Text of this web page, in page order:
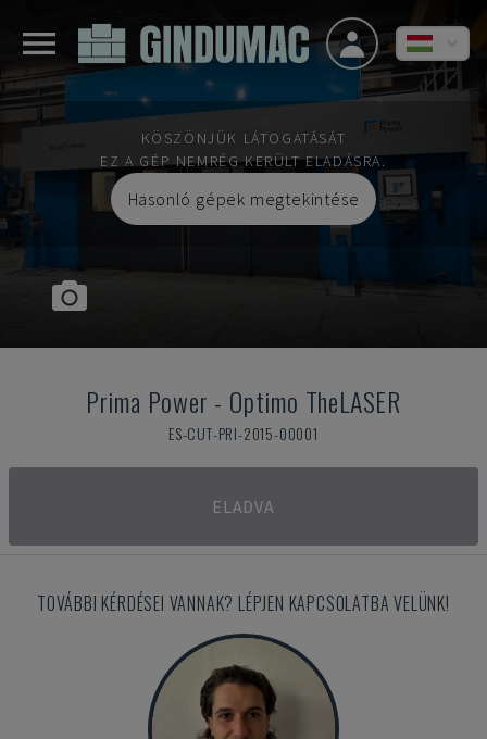
KÖSZÖNJÜK LÁTOGATÁSÁT
EZ A GÉP NEMRÉG KERÜLT ELADÁSRA.
Hasonló gépek megtekintése
Prima Power - Optimo TheLASER
ES-CUT-PRI-2015-00001
ELADVA
TOVÁBBI KÉRDÉSEI VANNAK? LÉPJEN KAPCSOLATBA VELÜNK!